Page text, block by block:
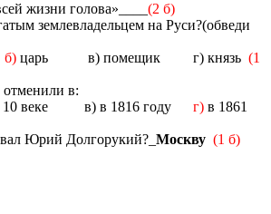
жизни голова»____ (2 б)
землевладельцем на Руси?(обведи
б) царь в) помещик г) князь (1
в:
10 веке в) в 1816 году г) в 1861
Юрий Долгорукий?_ Москву (1 б)